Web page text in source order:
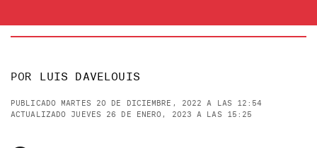
POR LUIS DAVELOUIS
PUBLICADO MARTES 20 DE DICIEMBRE, 2022 A LAS 12:54
ACTUALIZADO JUEVES 26 DE ENERO, 2023 A LAS 15:25